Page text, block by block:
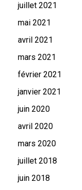
juillet 2021
mai 2021
avril 2021
mars 2021
février 2021
janvier 2021
juin 2020
avril 2020
mars 2020
juillet 2018
juin 2018